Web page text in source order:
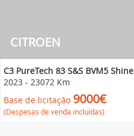
CITROEN
C3 PureTech 83 S&S BVM5 Shine
2023 - 23072 Km
Base de licitação 9000€
(Despesas de venda incluídas)